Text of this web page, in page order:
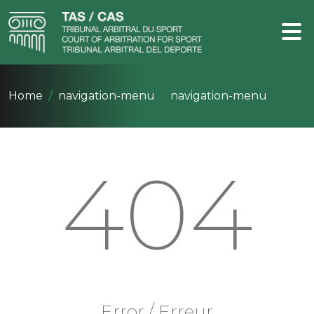
Home navigation-menu navigation-menu
404